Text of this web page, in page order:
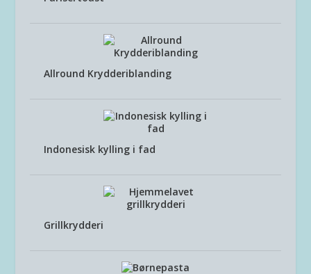
Allround Krydderiblanding
Indonesisk kylling i fad
Grillkrydderi